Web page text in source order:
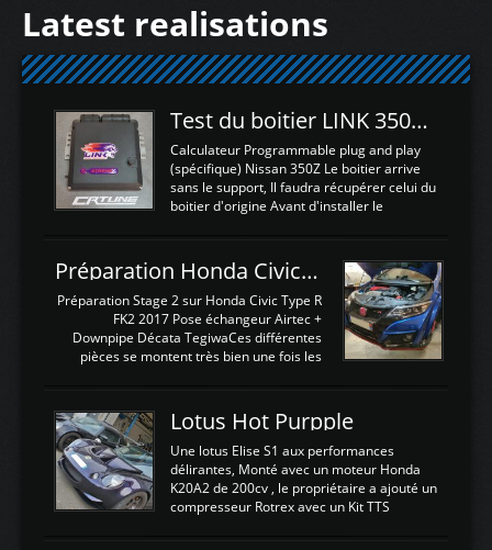
Latest realisations
Test du boitier LINK 350Z Plugin ECU
Calculateur Programmable plug and play
(spécifique) Nissan 350Z Le boitier arrive
sans le support, Il faudra récupérer celui du
boitier d'origine Avant d'installer le
d'envoyer l'information de la large bande
dans le boitier. sydney sweeney deepfake
La sortie 0-5V de l'afr sera connectée sur
l'entrée AN Volt 8 et GndAN pour
Analogique, et Volt car l'information est une
tension (Pas une résistance variable d'un
est temps de brancher le ...
Préparation Honda Civic Type R FK2
Préparation Stage 2 sur Honda Civic Type R
FK2 2017 Pose échangeur Airtec +
Downpipe Décata TegiwaCes différentes
pièces se montent très bien une fois les
légere découpe du plastique inferieur,
negénant en rien la structure ou le
fonctionnement du fond plat. Une
reprogrammation Stage 2 est faite sur le
calculateur d'origine. Une alternative
économique au passage sur Hondata
d'origine 310cv et 400Nn , Une fois
Lotus Hot Purpple
Une lotus Elise S1 aux performances
délirantes, Monté avec un moteur Honda
K20A2 de 200cv , le propriétaire a ajouté un
compresseur Rotrex avec un Kit TTS